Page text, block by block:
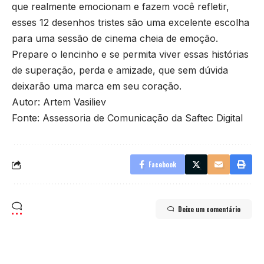
que realmente emocionam e fazem você refletir,
esses 12 desenhos tristes são uma excelente escolha
para uma sessão de cinema cheia de emoção.
Prepare o lencinho e se permita viver essas histórias
de superação, perda e amizade, que sem dúvida
deixarão uma marca em seu coração.
Autor: Artem Vasiliev
Fonte: Assessoria de Comunicação da Saftec Digital
Facebook
Deixe um comentário